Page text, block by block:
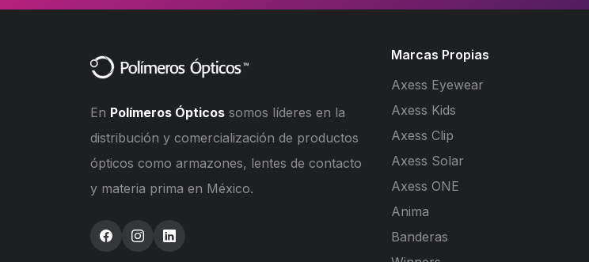
En Polímeros Ópticos somos líderes en la
distribución y comercialización de productos
ópticos como armazones, lentes de contacto
y materia prima en México.
Marcas Propias
Axess Eyewear
Axess Kids
Axess Clip
Axess Solar
Axess ONE
Anima
Banderas